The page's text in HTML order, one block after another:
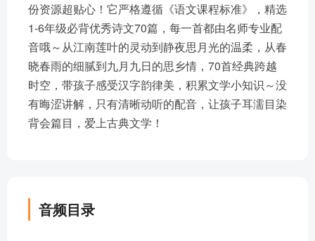
份资源超贴心！它严格遵循《语文课程标准》，精选
1-6年级必背优秀诗文70篇，每一首都由名师专业配
音哦～从江南莲叶的灵动到静夜思月光的温柔，从春
晓春雨的细腻到九月九日的思乡情，70首经典跨越
时空，带孩子感受汉字韵律美，积累文学小知识～没
有晦涩讲解，只有清晰动听的配音，让孩子耳濡目染
背会篇目，爱上古典文学！
音频目录